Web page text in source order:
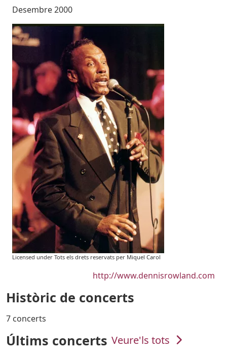
Desembre 2000
Imatges
Image
Licensed under Tots els drets reservats per Miquel Carol
URL
http://www.dennisrowland.com
Històric de concerts
7 concerts
Últims concerts Veure'ls tots